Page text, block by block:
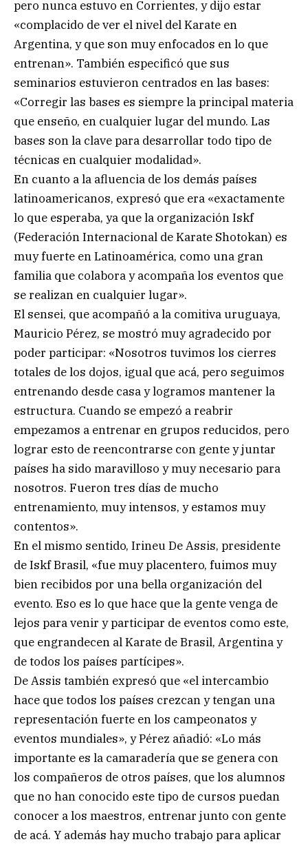
pero nunca estuvo en Corrientes, y dijo estar
«complacido de ver el nivel del Karate en
Argentina, y que son muy enfocados en lo que
entrenan». También especificó que sus
seminarios estuvieron centrados en las bases:
«Corregir las bases es siempre la principal materia
que enseño, en cualquier lugar del mundo. Las
bases son la clave para desarrollar todo tipo de
técnicas en cualquier modalidad».
En cuanto a la afluencia de los demás países
latinoamericanos, expresó que era «exactamente
lo que esperaba, ya que la organización Iskf
(Federación Internacional de Karate Shotokan) es
muy fuerte en Latinoamérica, como una gran
familia que colabora y acompaña los eventos que
se realizan en cualquier lugar».
El sensei, que acompañó a la comitiva uruguaya,
Mauricio Pérez, se mostró muy agradecido por
poder participar: «Nosotros tuvimos los cierres
totales de los dojos, igual que acá, pero seguimos
entrenando desde casa y logramos mantener la
estructura. Cuando se empezó a reabrir
empezamos a entrenar en grupos reducidos, pero
lograr esto de reencontrarse con gente y juntar
países ha sido maravilloso y muy necesario para
nosotros. Fueron tres días de mucho
entrenamiento, muy intensos, y estamos muy
contentos».
En el mismo sentido, Irineu De Assis, presidente
de Iskf Brasil, «fue muy placentero, fuimos muy
bien recibidos por una bella organización del
evento. Eso es lo que hace que la gente venga de
lejos para venir y participar de eventos como este,
que engrandecen al Karate de Brasil, Argentina y
de todos los países partícipes».
De Assis también expresó que «el intercambio
hace que todos los países crezcan y tengan una
representación fuerte en los campeonatos y
eventos mundiales», y Pérez añadió: «Lo más
importante es la camaradería que se genera con
los compañeros de otros países, que los alumnos
que no han conocido este tipo de cursos puedan
conocer a los maestros, entrenar junto con gente
de acá. Y además hay mucho trabajo para aplicar